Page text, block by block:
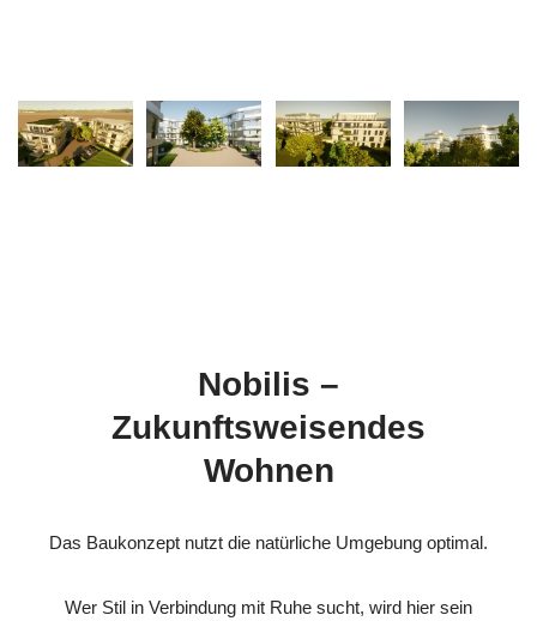
Nobilis –
Zukunftsweisendes
Wohnen
Das Baukonzept nutzt die natürliche Umgebung optimal.
Wer Stil in Verbindung mit Ruhe sucht, wird hier sein